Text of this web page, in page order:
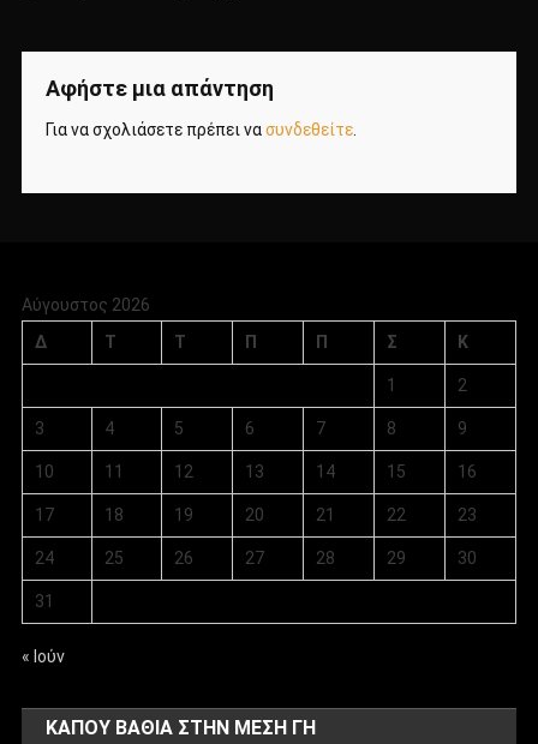
Αφήστε μια απάντηση
Για να σχολιάσετε πρέπει νασυνδεθείτε.
Αύγουστος 2026
Δ
Τ Τ Π Π Σ Κ
1 2
3 4 5 6 7 8 9
10 11 12 13 14 15 16
17 18 19 20 21 22 23
24 25 26 27 28 29 30
31
« Ιούν
ΚΑΠΟΥ ΒΑΘΙΑ ΣΤΗΝ ΜΕΣΗ ΓΗ